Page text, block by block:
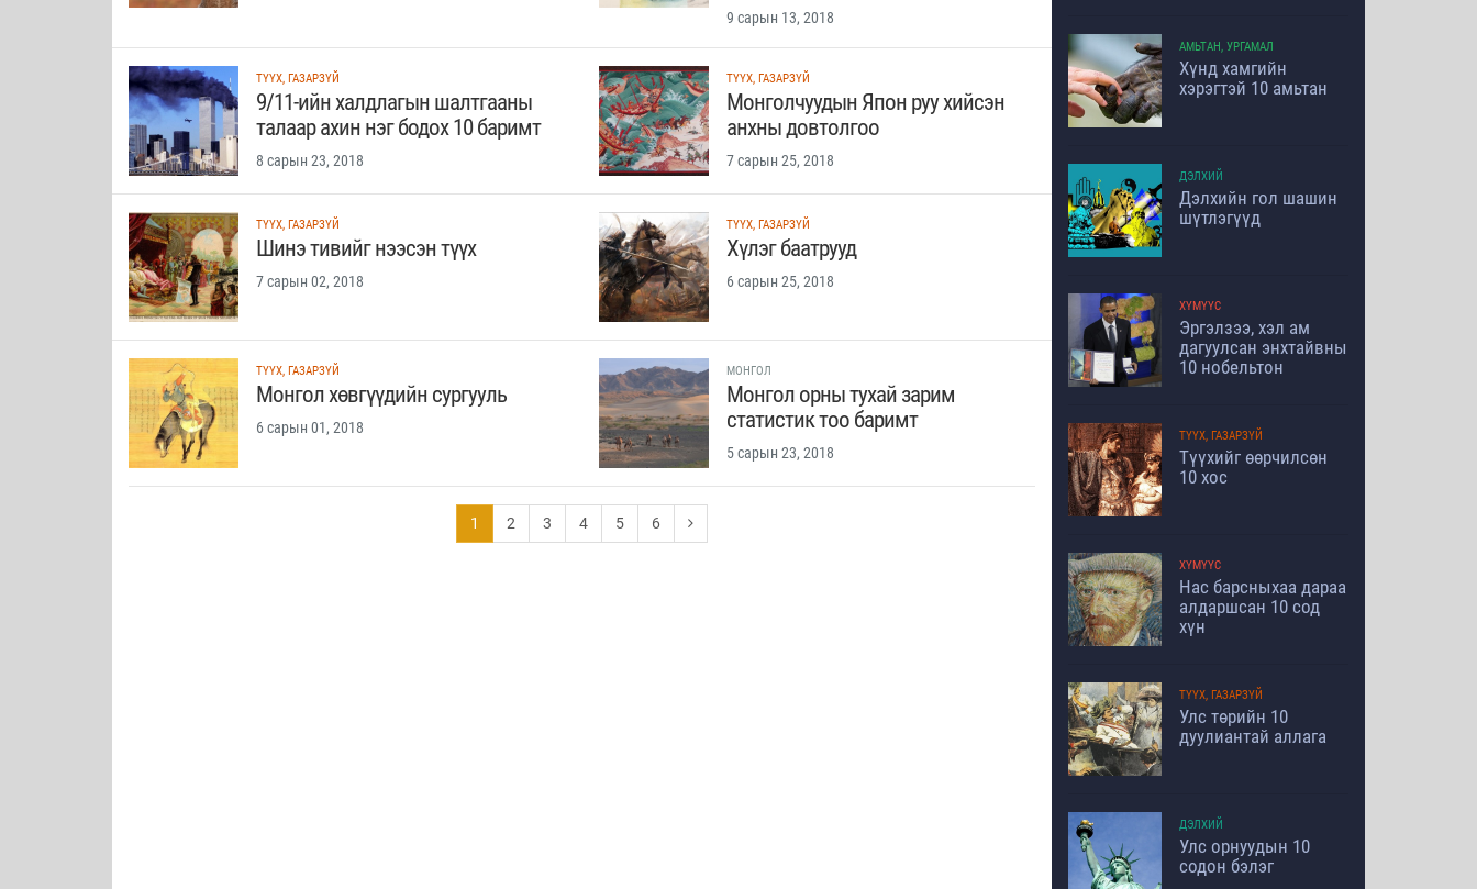
9 сарын 13, 2018
ТҮҮХ, ГАЗАРЗҮЙ
9/11-ийн халдлагын шалтгааны
талаар ахин нэг бодох 10 баримт
8 сарын 23, 2018
ТҮҮХ, ГАЗАРЗҮЙ
Монголчуудын Япон руу хийсэн
анхны довтолгоо
7 сарын 25, 2018
ТҮҮХ, ГАЗАРЗҮЙ
Шинэ тивийг нээсэн түүх
7 сарын 02, 2018
ТҮҮХ, ГАЗАРЗҮЙ
Хүлэг баатрууд
6 сарын 25, 2018
ТҮҮХ, ГАЗАРЗҮЙ
Монгол хөвгүүдийн сургууль
6 сарын 01, 2018
МОНГОЛ
Монгол орны тухай зарим
статистик тоо баримт
5 сарын 23, 2018
1 2 3 4 5 6
АМЬТАН, УРГАМАЛ
Хүнд хамгийн
хэрэгтэй 10 амьтан
ДЭЛХИЙ
Дэлхийн гол шашин
шүтлэгүүд
ХҮМҮҮС
Эргэлзээ, хэл ам
дагуулсан энхтайвны
10 нобельтон
ТҮҮХ, ГАЗАРЗҮЙ
Түүхийг өөрчилсөн
10 хос
ХҮМҮҮС
Нас барсныхаа дараа
алдаршсан 10 сод
хүн
ТҮҮХ, ГАЗАРЗҮЙ
Улс төрийн 10
дуулиантай аллага
ДЭЛХИЙ
Улс орнуудын 10
содон бэлэг